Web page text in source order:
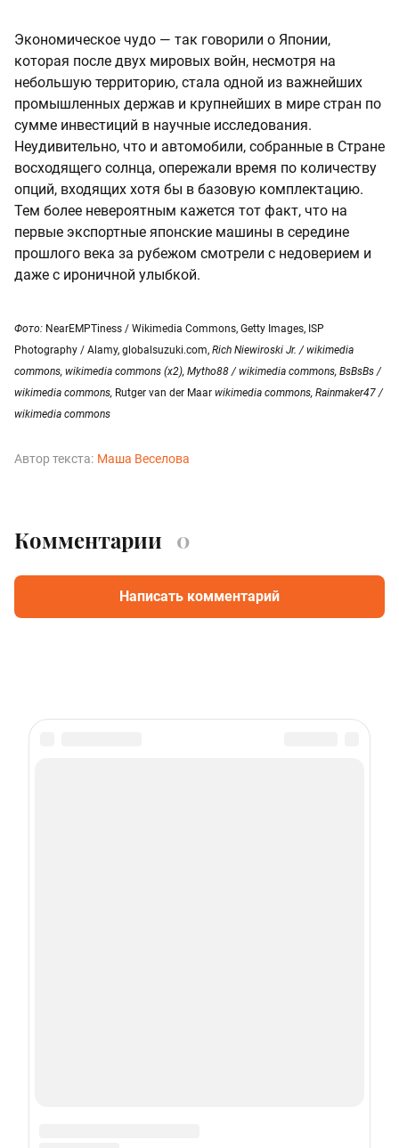
Экономическое чудо — так говорили о Японии,
которая после двух мировых войн, несмотря на
небольшую территорию, стала одной из важнейших
промышленных держав и крупнейших в мире стран по
сумме инвестиций в научные исследования.
Неудивительно, что и автомобили, собранные в Стране
восходящего солнца, опережали время по количеству
опций, входящих хотя бы в базовую комплектацию.
Тем более невероятным кажется тот факт, что на
первые экспортные японские машины в середине
прошлого века за рубежом смотрели с недоверием и
даже с ироничной улыбкой.
Фото: NearEMPTiness / Wikimedia Commons, Getty Images, ISP
Photography / Alamy, globalsuzuki.com, Rich Niewiroski Jr. / wikimedia
commons, wikimedia commons (х2), Mytho88 / wikimedia commons, BsBsBs /
wikimedia commons, Rutger van der Maar wikimedia commons, Rainmaker47 /
wikimedia commons
Автор текста: Маша Веселова
Комментарии 0
Написать комментарий